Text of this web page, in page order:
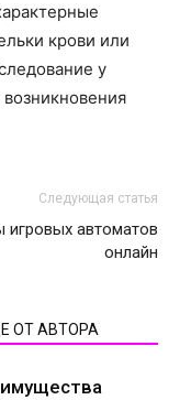
крови или
у
Следующая статья
игровых автоматов
онлайн
ОТ АВТОРА